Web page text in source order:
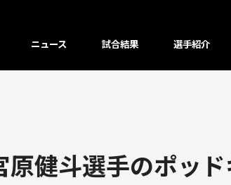
ニュース 試合結果 選手紹介
原健斗選手のポッ